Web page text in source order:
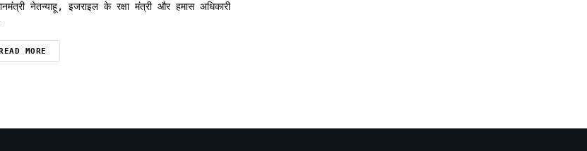
नेतन्याहू, इजराइल के रक्षा मंत्री और हमास अधिकारी
MORE